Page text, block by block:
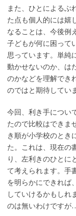
また、ひとによるぶ
た点も個人的には嬉
なることは、今後例
子どもが何に困って
思っています。単純
動かせないのか、は
のかなどを理解でき
のではと期待してい
今回、利き手につい
たので比較はできま
き順が小学校のとき
た。これは、現在の
り、左利きのひとに
て考えられます。手
を明らかにできれば
していけるかもしれ
のは無いわけですが